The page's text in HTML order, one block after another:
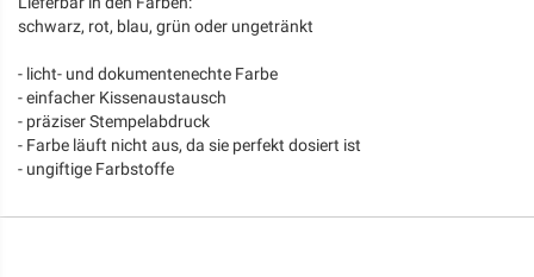
schwarz, rot, blau, grün oder ungetränkt
- licht- und dokumentenechte Farbe
- einfacher Kissenaustausch
- präziser Stempelabdruck
- Farbe läuft nicht aus, da sie perfekt dosiert ist
- ungiftige Farbstoffe